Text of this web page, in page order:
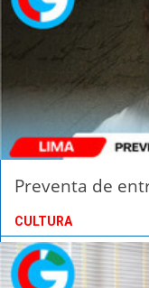
Preventa de
CULTURA